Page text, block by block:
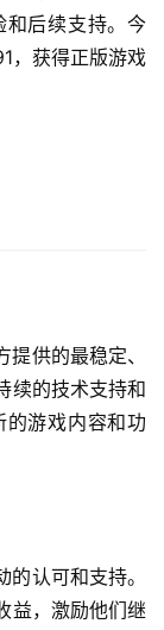
和后续支持。今
，获得正版游戏
供的最稳定、
续的技术支持和
游戏内容和功
认可和支持。
益，激励他们继